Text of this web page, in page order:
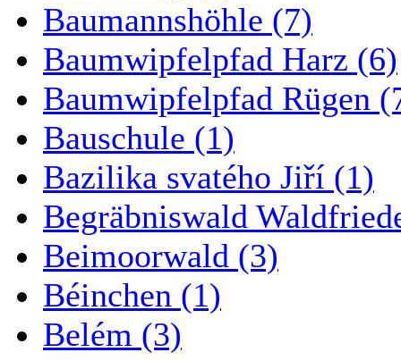
Baumannshöhle (7)
Baumwipfelpfad Harz (6)
Baumwipfelpfad Rügen
Bauschule (1)
Bazilika svatého Jiří (1)
Begräbniswald
Beimoorwald (3)
Béinchen (1)
Belém (3)